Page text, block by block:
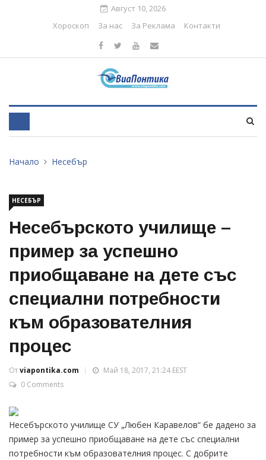
Август 10, 2026
Хороскоп
За нас За Реклама Контакти
Начало Несебър
НЕСЕБЪР
Несебърското училище –
пример за успешно
приобщаване на дете със
специални потребности
към образователния
процес
Отviapontika.com
Май 18, 2017, 21:24 EEST
0 Comments
Несебърското училище СУ „Любен Каравелов“ бе дадено за
пример за успешно приобщаване на дете със специални
потребности към образователния процес. С добрите